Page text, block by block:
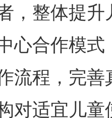
，整体提
心合作模
流程，完
对适宜儿